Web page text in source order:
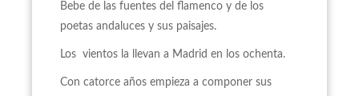
Bebe de las fuentes del flamenco y de los
poetas andaluces y sus paisajes.
Los vientos la llevan a Madrid en los ochenta.
Con catorce años empieza a componer sus